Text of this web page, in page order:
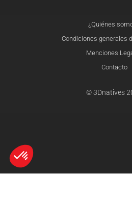
¿Quiénes
Condiciones generales
Menciones
Contacto
© 3Dnatives